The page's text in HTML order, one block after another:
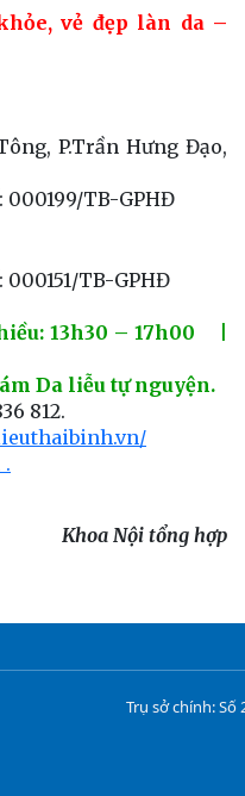
vẻ đẹp làn da –
P.Trần Hưng Đạo,
000199/TB-GPHĐ
TB-GPHĐ
13h30 – 17h00 |
Da liễu tự nguyện.
812.
.
Khoa Nội tổng hợp
Trụ sở chính: